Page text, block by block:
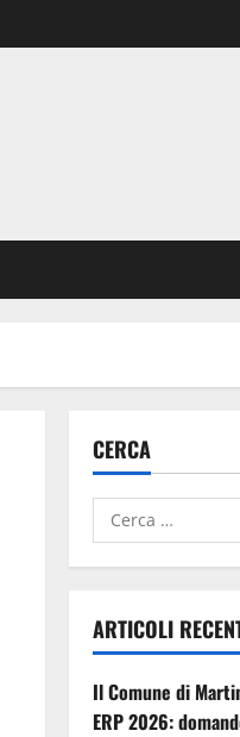
CERCA
ARTICOLI
Il Comune di
ERP 2026: